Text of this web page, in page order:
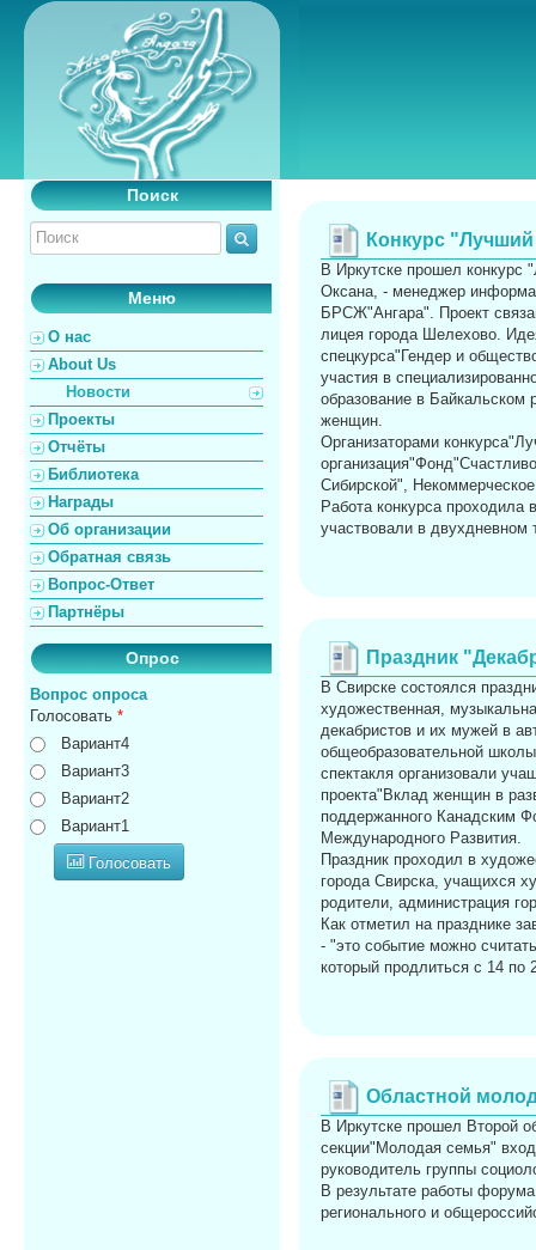
Поиск
Меню
О нас
About Us
Новости
Проекты
Отчёты
Библиотека
Награды
Об организации
Обратная связь
Вопрос-Ответ
Партнёры
Опрос
Вопрос опроса
Голосовать *
Вариант4
Вариант3
Вариант2
Вариант1
Голосовать
Конкурс
В Иркутске прошел
Оксана, - менеджер
БРСЖ"Ангара". Проект
лицея города Шелехово.
спецкурса"Гендер и
участия в
образование в
женщин.
Организаторами
Сибирской",
Работа конкурса проходила
участвовали в двухдневном
Праздник
В Свирске состоялся
художественная,
декабристов и их мужей в
общеобразовательной
спектакля организовали
проекта"Вклад женщин в
поддержанного Канадским
Международного Развития.
Праздник проходил в
города Свирска, учащихся
родители, администрация
Как отметил на празднике
- "это событие можно
который продлиться с 14 по
Областной
В Иркутске прошел Второй
секции"Молодая семья"
руководитель группы
В результате работы
регионального и